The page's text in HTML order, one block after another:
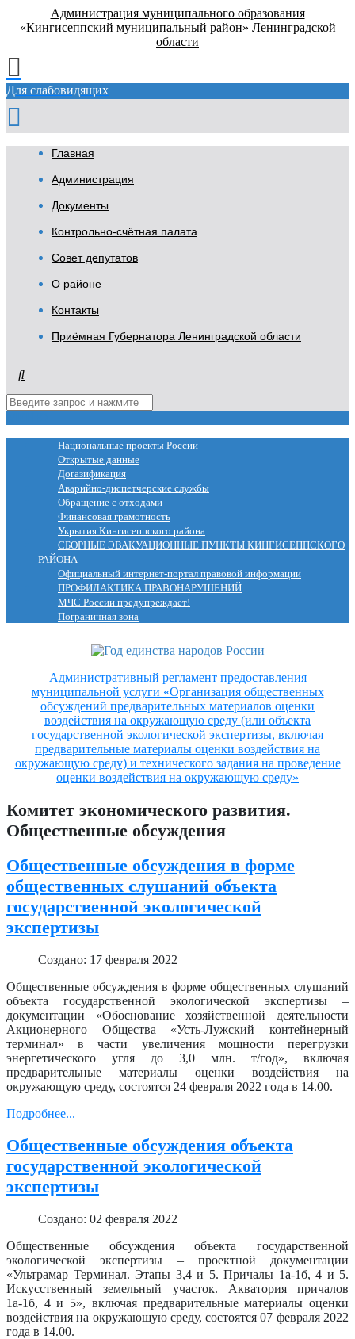
Администрация муниципального образования
«Кингисеппский муниципальный район» Ленинградской
области
Для слабовидящих
Главная
Администрация
Документы
Контрольно-счётная палата
Совет депутатов
О районе
Контакты
Приёмная Губернатора Ленинградской области
Национальные проекты России
Открытые данные
Догазификация
Аварийно-диспетчерские службы
Обращение с отходами
Финансовая грамотность
Укрытия Кингисеппского района
СБОРНЫЕ ЭВАКУАЦИОННЫЕ ПУНКТЫ КИНГИСЕППСКОГО
РАЙОНА
Официальный интернет-портал правовой информации
ПРОФИЛАКТИКА ПРАВОНАРУШЕНИЙ
МЧС России предупреждает!
Пограничная зона
Административный регламент предоставления
муниципальной услуги «Организация общественных
обсуждений предварительных материалов оценки
воздействия на окружающую среду (или объекта
государственной экологической экспертизы, включая
предварительные материалы оценки воздействия на
окружающую среду) и технического задания на проведение
оценки воздействия на окружающую среду»
Комитет экономического развития.
Общественные обсуждения
Общественные обсуждения в форме
общественных слушаний объекта
государственной экологической
экспертизы
Создано: 17 февраля 2022
Общественные обсуждения в форме общественных слушаний
объекта государственной экологической экспертизы –
документации «Обоснование хозяйственной деятельности
Акционерного Общества «Усть-Лужский контейнерный
терминал» в части увеличения мощности перегрузки
энергетического угля до 3,0 млн. т/год», включая
предварительные материалы оценки воздействия на
окружающую среду, состоятся 24 февраля 2022 года в 14.00.
Подробнее...
Общественные обсуждения объекта
государственной экологической
экспертизы
Создано: 02 февраля 2022
Общественные обсуждения объекта государственной
экологической экспертизы – проектной документации
«Ультрамар Терминал. Этапы 3,4 и 5. Причалы 1а-1б, 4 и 5.
Искусственный земельный участок. Акватория причалов
1а-1б, 4 и 5», включая предварительные материалы оценки
воздействия на окружающую среду, состоятся 07 февраля 2022
года в 14.00.